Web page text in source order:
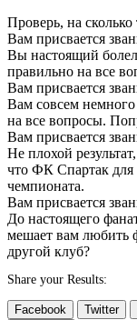
Проверь, на
Вам присвается
Вы настоящий
правильно на все
Вам присвается
Вам совсем немного
на все вопросы.
Вам присвается
Не плохой
что ФК Спартак для
чемпионата.
Вам присвается
До настоящего
мешает вам любить
другой клуб?
Share your Results:
Facebook Twitter